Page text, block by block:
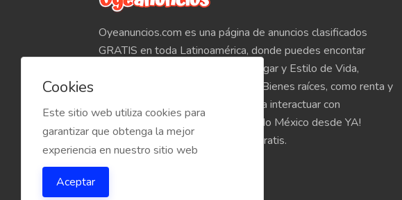
Oyeanuncios.com es una página de anuncios clasificados
GRATIS en toda Latinoamérica, donde puedes encontar
Empleos, Autos, Motocicletas, Hogar y Estilo de Vida,
Teléfonos, Tabletas, Electrónicos, Bienes raíces, como renta y
venta de inmuebles, etc. Empieza a interactuar con
compradores y vendedores de todo México desde YA!
Oyeanuncios.com es totalmente Gratis.
Cookies
Este sitio web utiliza cookies para
garantizar que obtenga la mejor
experiencia en nuestro sitio web
Aceptar